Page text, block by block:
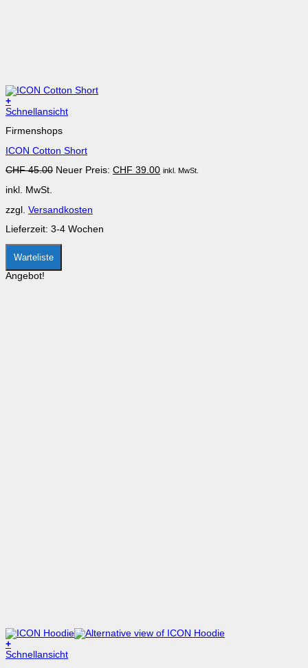
+
Dieses
weist
Varianten
Die
können
der
Produktseite
gewählt
werden
Schnellansicht
Firmenshops
ICON Cotton Short
CHF45.00 Ursprünglicher
Neuer Preis: CHF 39.00Aktueller
inkl. MwSt.
inkl. MwSt.
zzgl. Versandkosten
Lieferzeit: 3-4 Wochen
Warteliste
Angebot!
+
Dieses
Schnellansicht